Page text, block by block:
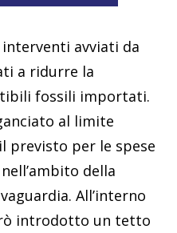
interventi avviati da
a ridurre la
fossili importati.
al limite
previsto per le spese
della
All’interno
introdotto un tetto